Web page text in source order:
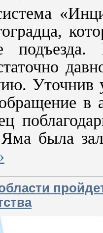
Уточнив
в
была